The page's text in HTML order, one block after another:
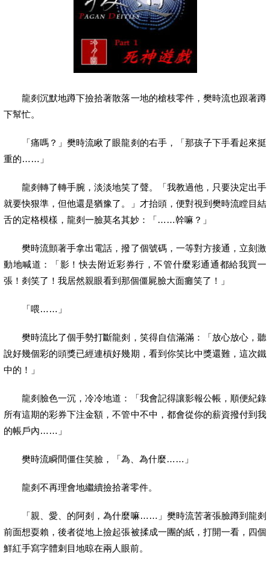
龍剡沉默地蹲下撿拾著散落一地的槍枝零件，樊時流也跟著蹲
下幫忙。
「痛嗎？」樊時流瞅了眼龍剡的右手，「那孩子下手看起來挺
重的……」
龍剡轉了轉手腕，淡淡地笑了聲。「我教過他，只要決定出手
就要快狠準，但他還是猶豫了。」才抬頭，便對視到樊時流瞠目結
舌的定格模樣，龍剡一臉莫名其妙：「……幹嘛？」
樊時流顫著手拿出電話，撥了個號碼，一等對方接通，立刻激
動地喊道：「影！快去附近彩券行，不管什麼彩通通都給我買一
張！剡笑了！我居然親眼看到那個僵屍臉大面癱笑了！」
「喂……」
樊時流比了個手勢打斷龍剡，笑得自信滿滿：「放心放心，聽
說好幾個彩的頭獎已經連槓好幾期，看到你笑比中獎還難，這次鐵
中的！」
龍剡臉色一沉，冷冷地道：「我會記得讓影報公帳，順便紀錄
所有這期的彩券下注金額，不管中不中，都會從你的薪資撥付到我
的帳戶內……」
樊時流瞬間僵住笑臉，「為、為什麼……」
龍剡不再理會地繼續撿拾著零件。
「親、愛、的阿剡，為什麼嘛……」樊時流苦著張臉蹲到龍剡
前面想耍賴，後者從地上撿起張被揉成一團的紙，打開一看，四個
鮮紅手寫字體刺目地晾在兩人眼前。